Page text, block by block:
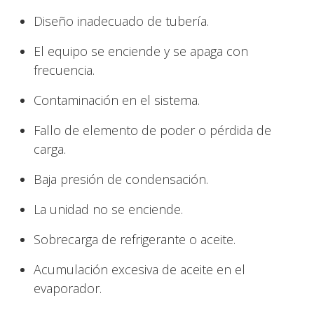
Diseño inadecuado de tubería.
El equipo se enciende y se apaga con
frecuencia.
Contaminación en el sistema.
Fallo de elemento de poder o pérdida de
carga.
Baja presión de condensación.
La unidad no se enciende.
Sobrecarga de refrigerante o aceite.
Acumulación excesiva de aceite en el
evaporador.